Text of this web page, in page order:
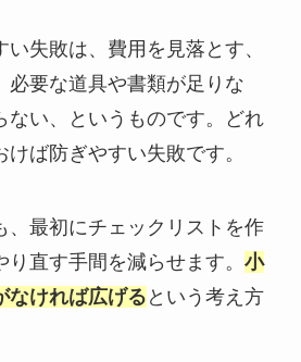
失敗は、費用を見落とす、
必要な道具や書類が足りな
ない、というものです。どれ
ば防ぎやすい失敗です。
、最初にチェックリストを作
直す手間を減らせます。 小
なければ広げる という考え方